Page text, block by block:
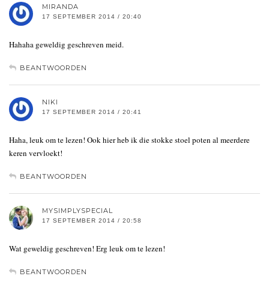
MIRANDA
17 SEPTEMBER 2014 / 20:40
Hahaha geweldig geschreven meid.
BEANTWOORDEN
NIKI
17 SEPTEMBER 2014 / 20:41
Haha, leuk om te lezen! Ook hier heb ik die stokke stoel poten al meerdere
keren vervloekt!
BEANTWOORDEN
MYSIMPLYSPECIAL
17 SEPTEMBER 2014 / 20:58
Wat geweldig geschreven! Erg leuk om te lezen!
BEANTWOORDEN